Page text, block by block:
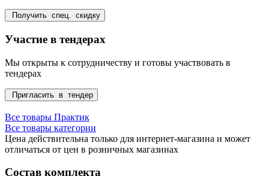
Получить спец. скидку
Участие в тендерах
Мы открыты к сотрудничеству и готовы участвовать в
тендерах
Пригласить в тендер
Все товары Практик
Все товары категории
Цена действительна только для интернет-магазина и может
отличаться от цен в розничных магазинах
Состав комплекта